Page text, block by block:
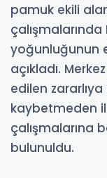
pamuk ekili
yoğunluğunun
açıkladı.
edilen
kaybetmeden
çalışmalarına
bulunuldu.